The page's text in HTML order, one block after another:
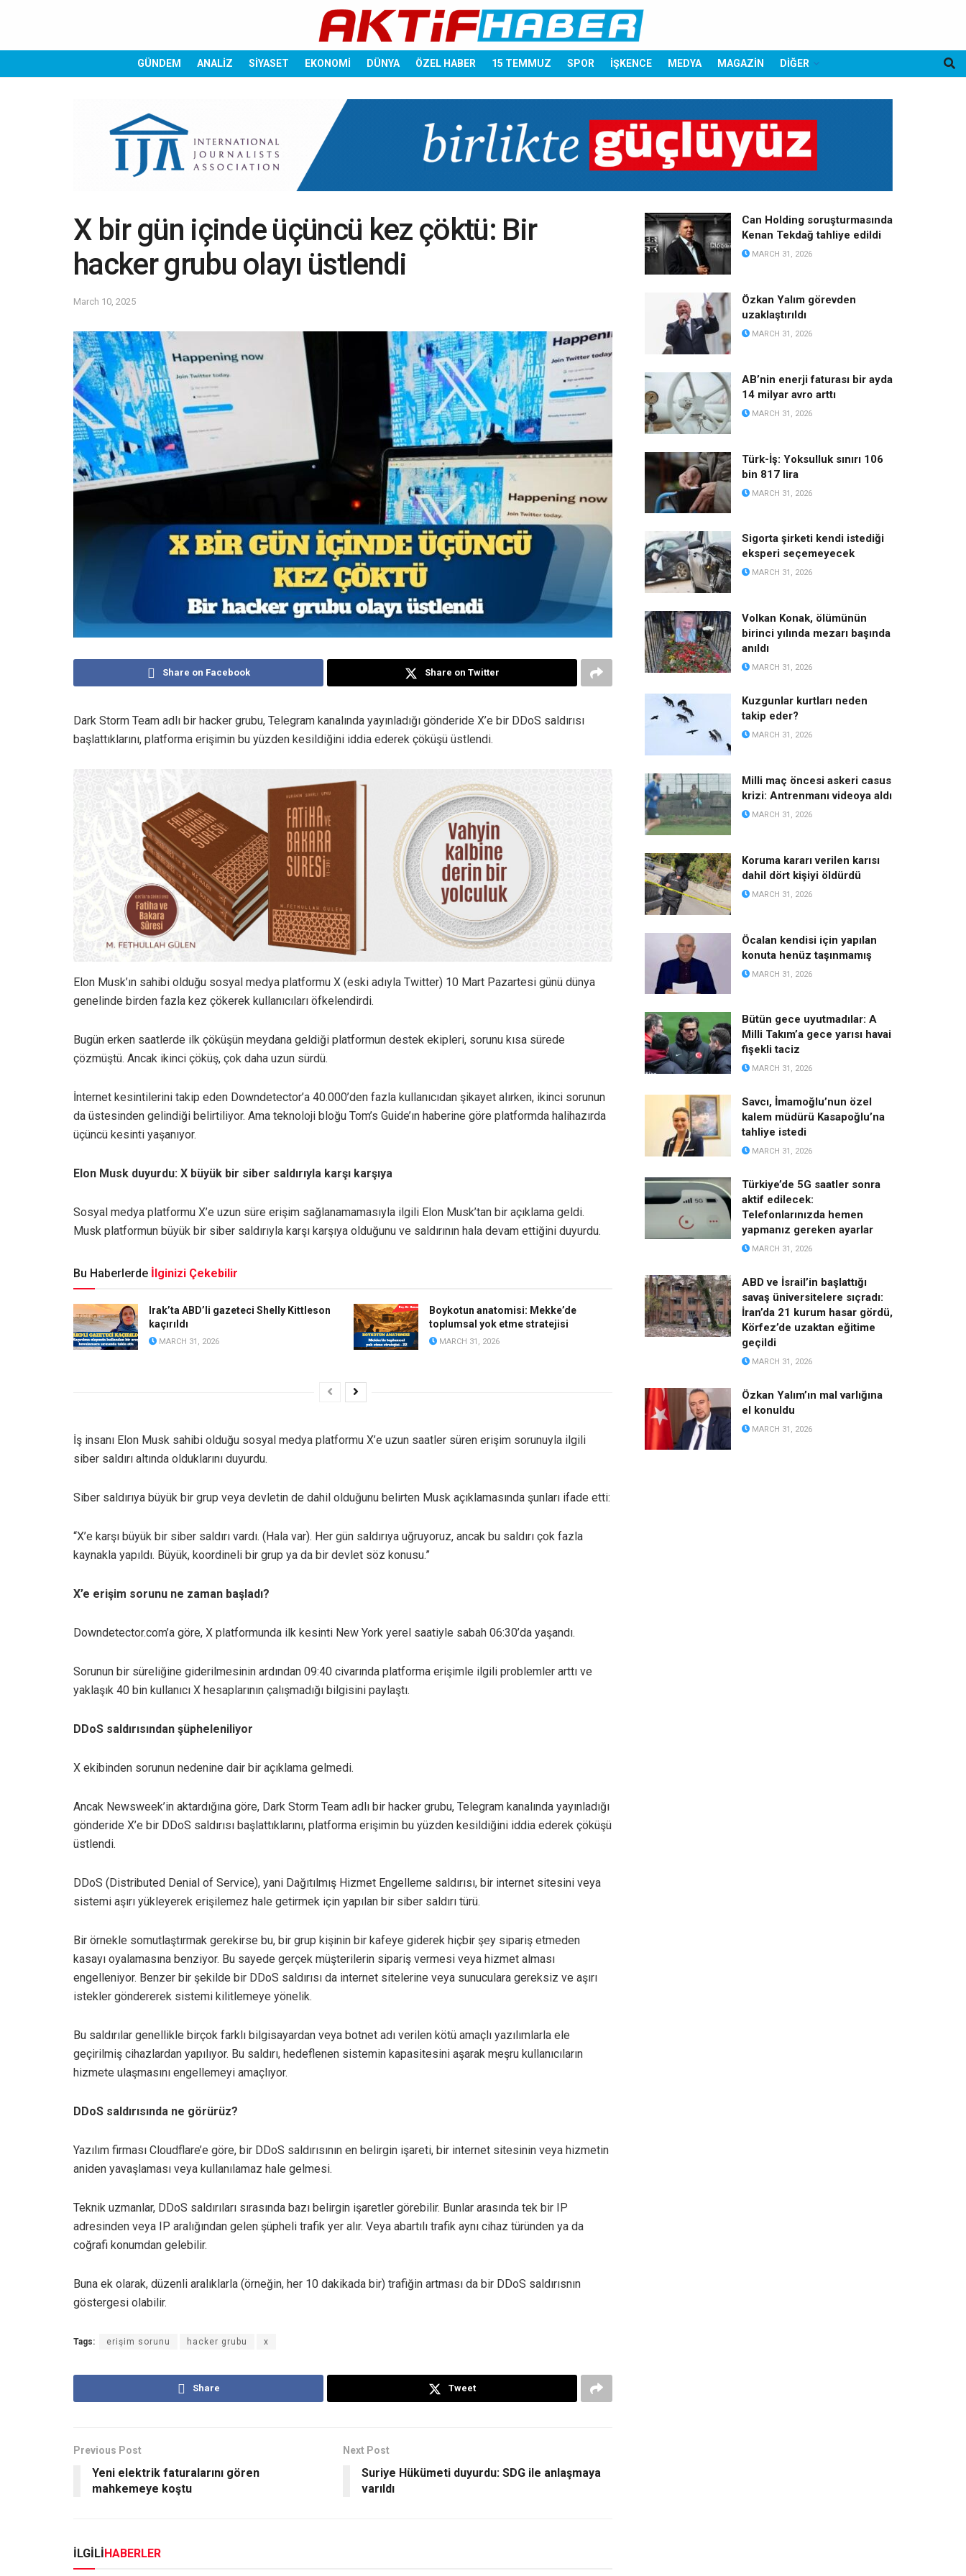
GÜNDEM ANALİZ SİYASET EKONOMİ DÜNYA ÖZEL HABER 15 TEMMUZ SPOR İŞKENCE MEDYA MAGAZİN DİĞER
X bir gün içinde üçüncü kez çöktü: Bir
hacker grubu olayı üstlendi
March 10, 2025
Share on Facebook Share on Twitter
Dark Storm Team adlı bir hacker grubu, Telegram kanalında yayınladığı gönderide X’e bir DDoS saldırısı
başlattıklarını, platforma erişimin bu yüzden kesildiğini iddia ederek çöküşü üstlendi.
Elon Musk’ın sahibi olduğu sosyal medya platformu X (eski adıyla Twitter) 10 Mart Pazartesi günü dünya
genelinde birden fazla kez çökerek kullanıcıları öfkelendirdi.
Bugün erken saatlerde ilk çöküşün meydana geldiği platformun destek ekipleri, sorunu kısa sürede
çözmüştü. Ancak ikinci çöküş, çok daha uzun sürdü.
İnternet kesintilerini takip eden Downdetector’a 40.000’den fazla kullanıcıdan şikayet alırken, ikinci sorunun
da üstesinden gelindiği belirtiliyor. Ama teknoloji bloğu Tom’s Guide’ın haberine göre platformda halihazırda
üçüncü kesinti yaşanıyor.
Elon Musk duyurdu: X büyük bir siber saldırıyla karşı karşıya
Sosyal medya platformu X’e uzun süre erişim sağlanamamasıyla ilgili Elon Musk’tan bir açıklama geldi.
Musk platformun büyük bir siber saldırıyla karşı karşıya olduğunu ve saldırının hala devam ettiğini duyurdu.
Bu Haberlerde İlginizi Çekebilir
Irak’ta ABD’li gazeteci Shelly Kittleson
kaçırıldı
MARCH 31, 2026
Boykotun anatomisi: Mekke’de
toplumsal yok etme stratejisi
MARCH 31, 2026
İş insanı Elon Musk sahibi olduğu sosyal medya platformu X’e uzun saatler süren erişim sorunuyla ilgili
siber saldırı altında olduklarını duyurdu.
Siber saldırıya büyük bir grup veya devletin de dahil olduğunu belirten Musk açıklamasında şunları ifade etti:
“X’e karşı büyük bir siber saldırı vardı. (Hala var). Her gün saldırıya uğruyoruz, ancak bu saldırı çok fazla
kaynakla yapıldı. Büyük, koordineli bir grup ya da bir devlet söz konusu.”
X’e erişim sorunu ne zaman başladı?
Downdetector.com’a göre, X platformunda ilk kesinti New York yerel saatiyle sabah 06:30’da yaşandı.
Sorunun bir süreliğine giderilmesinin ardından 09:40 civarında platforma erişimle ilgili problemler arttı ve
yaklaşık 40 bin kullanıcı X hesaplarının çalışmadığı bilgisini paylaştı.
DDoS saldırısından şüpheleniliyor
X ekibinden sorunun nedenine dair bir açıklama gelmedi.
Ancak Newsweek’in aktardığına göre, Dark Storm Team adlı bir hacker grubu, Telegram kanalında yayınladığı
gönderide X’e bir DDoS saldırısı başlattıklarını, platforma erişimin bu yüzden kesildiğini iddia ederek çöküşü
üstlendi.
DDoS (Distributed Denial of Service), yani Dağıtılmış Hizmet Engelleme saldırısı, bir internet sitesini veya
sistemi aşırı yükleyerek erişilemez hale getirmek için yapılan bir siber saldırı türü.
Bir örnekle somutlaştırmak gerekirse bu, bir grup kişinin bir kafeye giderek hiçbir şey sipariş etmeden
kasayı oyalamasına benziyor. Bu sayede gerçek müşterilerin sipariş vermesi veya hizmet alması
engelleniyor. Benzer bir şekilde bir DDoS saldırısı da internet sitelerine veya sunuculara gereksiz ve aşırı
istekler göndererek sistemi kilitlemeye yönelik.
Bu saldırılar genellikle birçok farklı bilgisayardan veya botnet adı verilen kötü amaçlı yazılımlarla ele
geçirilmiş cihazlardan yapılıyor. Bu saldırı, hedeflenen sistemin kapasitesini aşarak meşru kullanıcıların
hizmete ulaşmasını engellemeyi amaçlıyor.
DDoS saldırısında ne görürüz?
Yazılım firması Cloudflare’e göre, bir DDoS saldırısının en belirgin işareti, bir internet sitesinin veya hizmetin
aniden yavaşlaması veya kullanılamaz hale gelmesi.
Teknik uzmanlar, DDoS saldırıları sırasında bazı belirgin işaretler görebilir. Bunlar arasında tek bir IP
adresinden veya IP aralığından gelen şüpheli trafik yer alır. Veya abartılı trafik aynı cihaz türünden ya da
coğrafi konumdan gelebilir.
Buna ek olarak, düzenli aralıklarla (örneğin, her 10 dakikada bir) trafiğin artması da bir DDoS saldırısnın
göstergesi olabilir.
Tags: erişim sorunu hacker grubu x
Share Tweet
Previous Post
Yeni elektrik faturalarını gören
mahkemeye koştu
Next Post
Suriye Hükümeti duyurdu: SDG ile anlaşmaya
varıldı
İLGİLİHABERLER
Can Holding soruşturmasında
Kenan Tekdağ tahliye edildi
MARCH 31, 2026
Özkan Yalım görevden
uzaklaştırıldı
MARCH 31, 2026
AB’nin enerji faturası bir ayda
14 milyar avro arttı
MARCH 31, 2026
Türk-İş: Yoksulluk sınırı 106
bin 817 lira
MARCH 31, 2026
Sigorta şirketi kendi istediği
eksperi seçemeyecek
MARCH 31, 2026
Volkan Konak, ölümünün
birinci yılında mezarı başında
anıldı
MARCH 31, 2026
Kuzgunlar kurtları neden
takip eder?
MARCH 31, 2026
Milli maç öncesi askeri casus
krizi: Antrenmanı videoya aldı
MARCH 31, 2026
Koruma kararı verilen karısı
dahil dört kişiyi öldürdü
MARCH 31, 2026
Öcalan kendisi için yapılan
konuta henüz taşınmamış
MARCH 31, 2026
Bütün gece uyutmadılar: A
Milli Takım’a gece yarısı havai
fişekli taciz
MARCH 31, 2026
Savcı, İmamoğlu’nun özel
kalem müdürü Kasapoğlu’na
tahliye istedi
MARCH 31, 2026
Türkiye’de 5G saatler sonra
aktif edilecek:
Telefonlarınızda hemen
yapmanız gereken ayarlar
MARCH 31, 2026
ABD ve İsrail’in başlattığı
savaş üniversitelere sıçradı:
İran’da 21 kurum hasar gördü,
Körfez’de uzaktan eğitime
geçildi
MARCH 31, 2026
Özkan Yalım’ın mal varlığına
el konuldu
MARCH 31, 2026